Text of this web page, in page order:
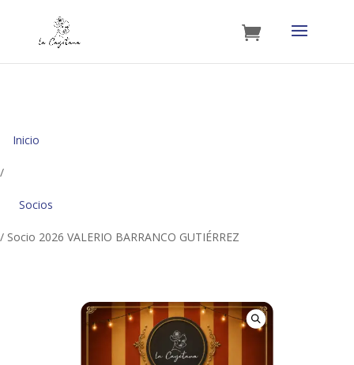
Inicio
/
Socios
/ Socio 2026 VALERIO BARRANCO GUTIÉRREZ